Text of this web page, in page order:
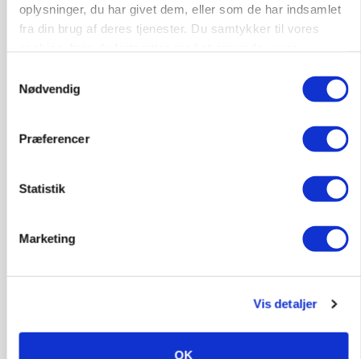
oplysninger, du har givet dem, eller som de har indsamlet
fra din brug af deres tjenester. Du samtykker til vores
Nødvendig
Præferencer
Statistik
Marketing
Vis detaljer
OK
Annonce